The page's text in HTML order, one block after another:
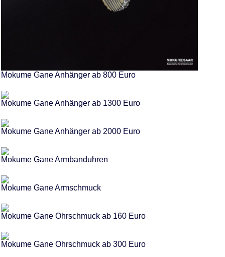
Mokume Gane Anhänger ab 800 Euro
Mokume Gane Anhänger ab 1300 Euro
Mokume Gane Anhänger ab 2000 Euro
Mokume Gane Armbanduhren
Mokume Gane Armschmuck
Mokume Gane Ohrschmuck ab 160 Euro
Mokume Gane Ohrschmuck ab 300 Euro